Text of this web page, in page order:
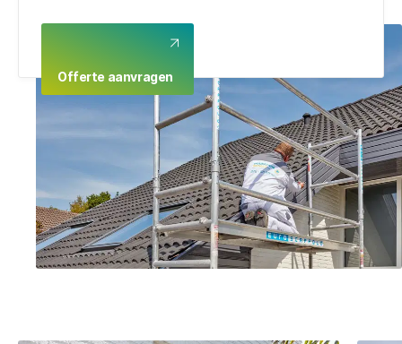
Offerte aanvragen